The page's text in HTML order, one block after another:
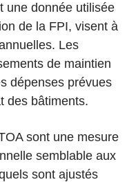
une donnée utilisée
de la FPI, visent à
Les
de maintien
dépenses prévues
des bâtiments.
sont une mesure
semblable aux
sont ajustés